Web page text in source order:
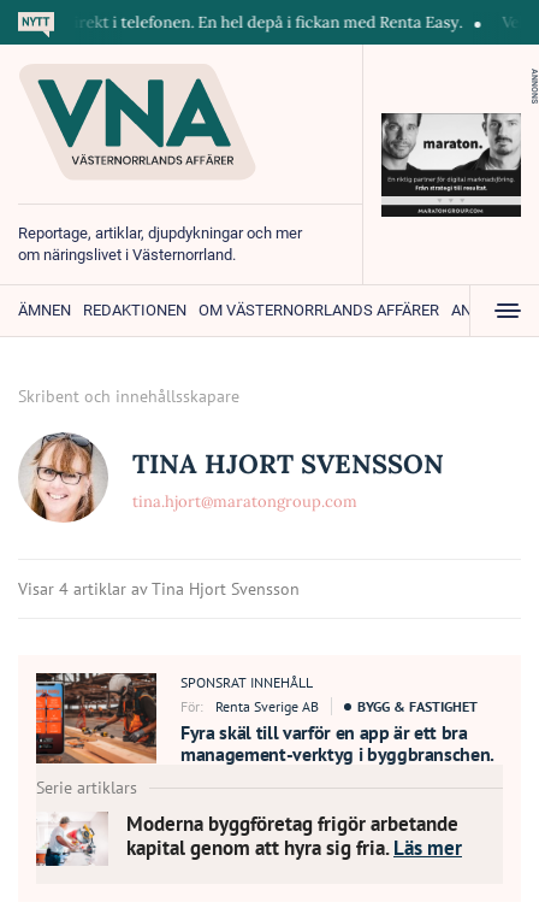
direkt i telefonen. En hel depå i fickan med Renta Easy.
Reportage, artiklar, djupdykningar och mer
om näringslivet i Västernorrland.
ANNONS
ÄMNEN REDAKTIONEN OM VÄSTERNORRLANDS AFFÄRER
Skribent och innehållsskapare
TINA HJORT SVENSSON
tina.hjort@maratongroup.com
Visar 4 artiklar av Tina Hjort Svensson
SPONSRAT INNEHÅLL
För:
Renta Sverige AB BYGG & FASTIGHET
Fyra skäl till varför en app är ett bra
management-verktyg i byggbranschen.
Serie artiklars
Moderna byggföretag frigör arbetande
kapital genom att hyra sig fria.Läs mer